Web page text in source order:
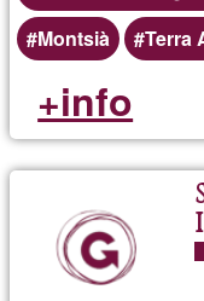
Montsià
Terra
+info